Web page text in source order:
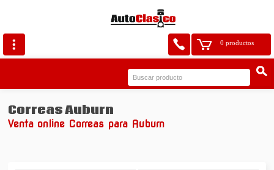
0 productos
Correas Auburn
Venta online Correas para Auburn